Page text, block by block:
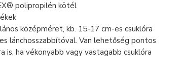
polipropilén kötél
középméret, kb. 15-17 cm-es csuklóra
lánchosszabbítóval. Van lehetőség pontos
is, ha vékonyabb vagy vastagabb csuklóra